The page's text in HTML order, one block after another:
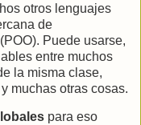
otros lenguajes
de
(POO). Puede usarse,
entre muchos
la misma clase,
y muchas otras cosas.
para eso